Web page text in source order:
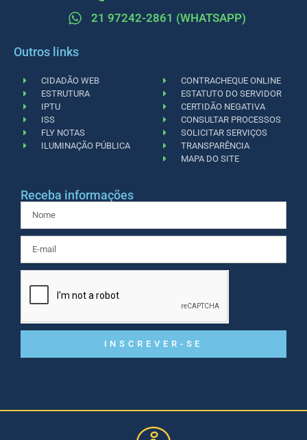
21 97242-2861 (WHATSAPP)
Outros links
CIDADÃO WEB
ESTRUTURA
IPTU
ISS
FLY NOTAS
ILUMINAÇÃO PÚBLICA
CONTRACHEQUE ONLINE
ESTATUTO DO SERVIDOR
CERTIDÃO NEGATIVA
CONSULTAR PROCESSOS
SOLICITAR SERVIÇOS
TRANSPARÊNCIA
MAPA DO SITE
Receba informações
INSCREVER-SE